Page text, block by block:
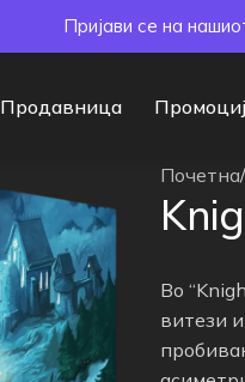
Продавница
Почетна/
Во
витези
Пријави се на